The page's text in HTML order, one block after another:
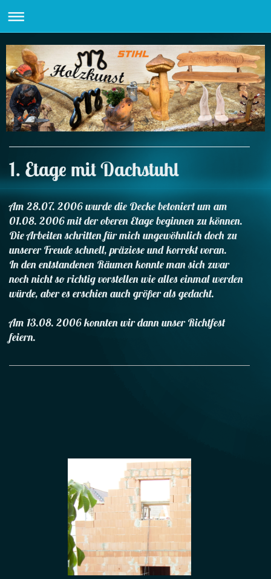
1. Etage mit Dachstuhl
Am 28.07. 2006 wurde die Decke betoniert um am
01.08. 2006 mit der oberen Etage beginnen zu können.
Die Arbeiten schritten für mich ungewöhnlich doch zu
unserer Freude schnell, präziese und korrekt voran.
In den entstandenen Räumen konnte man sich zwar
noch nicht so richtig vorstellen wie alles einmal werden
würde, aber es erschien auch größer als gedacht.
Am 13.08. 2006 konnten wir dann unser Richtfest
feiern.